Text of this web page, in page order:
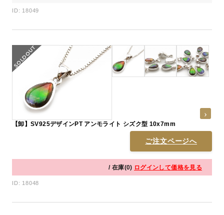
ID: 18049
【卸】SV925デザインPT アンモライト シズク型 10x7mm
ご注文ページへ
/ 在庫(0) ログインして価格を見る
ID: 18048